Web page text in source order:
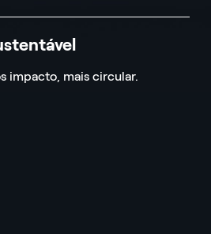
impacto, mais circular.